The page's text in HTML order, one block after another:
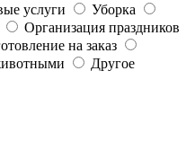
услуги
Уборка
Организация праздников
на заказ
Другое